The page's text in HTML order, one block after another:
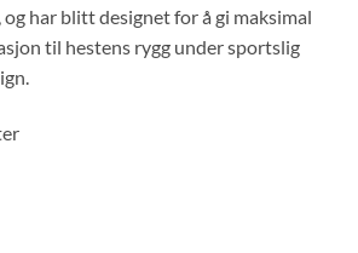
og har blitt designet for å gi maksimal
til hestens rygg under sportslig